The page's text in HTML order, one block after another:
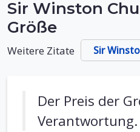
Sir Winston
Größe
Weitere Zitate Sir
Der Preis der
Verantwortung.